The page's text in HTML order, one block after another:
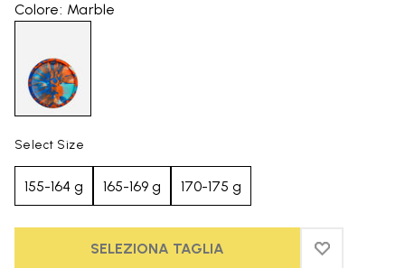
Colore: Marble
Select Size
155-164 g 165-169 g 170-175 g
SELEZIONA TAGLIA ADD TO
ADD TO